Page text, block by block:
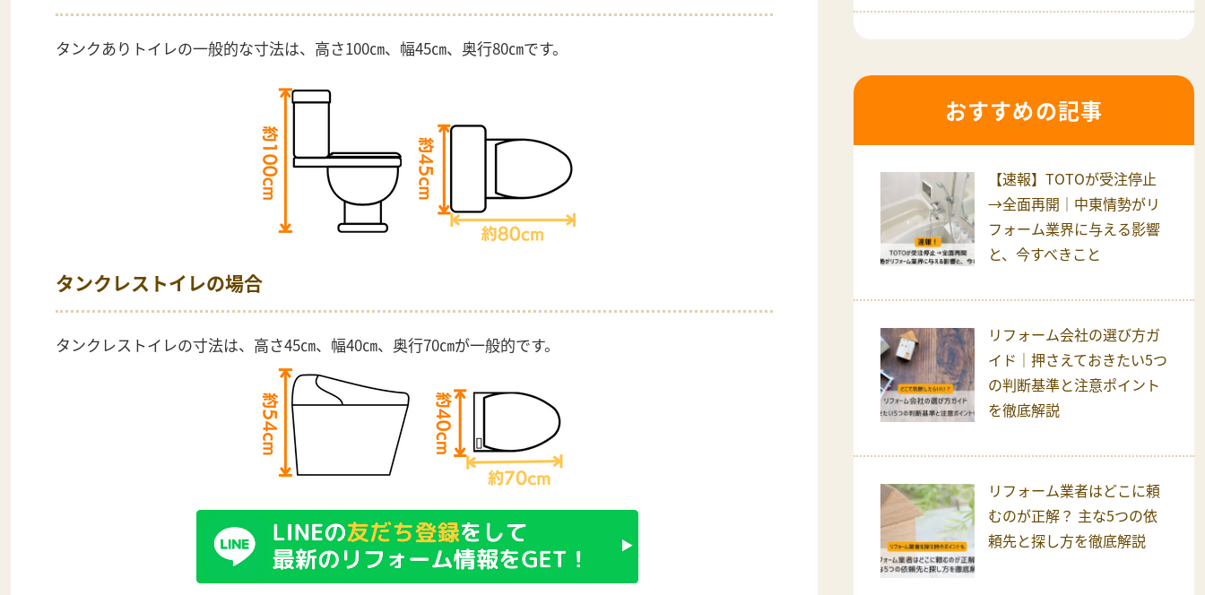
タンクありトイレの一般的な寸法は、高さ100㎝、幅45㎝、奥行80㎝です。
タンクレストイレの場合
タンクレストイレの寸法は、高さ45㎝、幅40㎝、奥行70㎝が一般的です。
おすすめの記事
【速報】TOTOが受注停止
→全面再開｜中東情勢がリ
フォーム業界に与える影響
と、今すべきこと
リフォーム会社の選び方ガ
イド｜押さえておきたい5つ
の判断基準と注意ポイント
を徹底解説
リフォーム業者はどこに頼
むのが正解？ 主な5つの依
頼先と探し方を徹底解説